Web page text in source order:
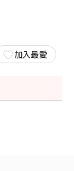
加入最愛